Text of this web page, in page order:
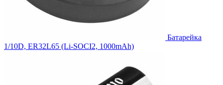
Батарейка
1/10D, ER32L65 (Li-SOCI2, 1000mAh)